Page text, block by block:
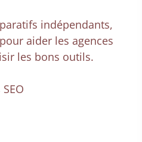
indépendants,
aider les agences
les bons outils.